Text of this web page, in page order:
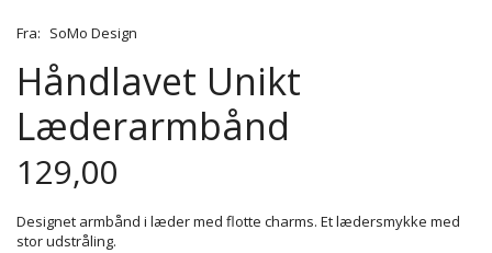
Fra: SoMo Design
Håndlavet Unikt
Læderarmbånd
129,00
Designet armbånd i læder med flotte charms. Et lædersmykke med
stor udstråling.